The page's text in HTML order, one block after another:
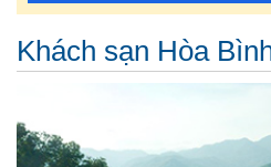
Khách sạn Hòa